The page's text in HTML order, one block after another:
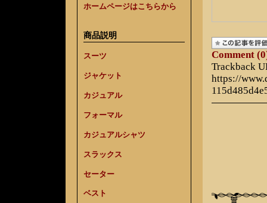
ホームページはこちらから
商品説明
スーツ
ジャケット
カジュアル
フォーマル
カジュアルシャツ
スラックス
セーター
ベスト
Comment
Trackback
https://